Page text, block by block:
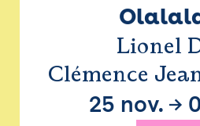
Lionel
Clémence
25 nov. →